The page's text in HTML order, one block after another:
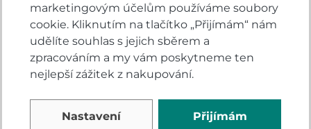
Elektronicky nastavitelný čelní štít
Plynule nastavitelný čelní štít zajišťuje vynikající
ochranu před větrem. Výšku a úhel lze nastavit
nahoru nebo dolů. Systém si také zapamatuje vaše
oblíbené pozice a provede automatické
marketingovým účelům používáme soubory
cookie. Kliknutím na tlačítko „Přijímám“ nám
udělíte souhlas s jejich sběrem a
zpracováním a my vám poskytneme ten
nejlepší zážitek z nakupování.
Nastavení Přijímám